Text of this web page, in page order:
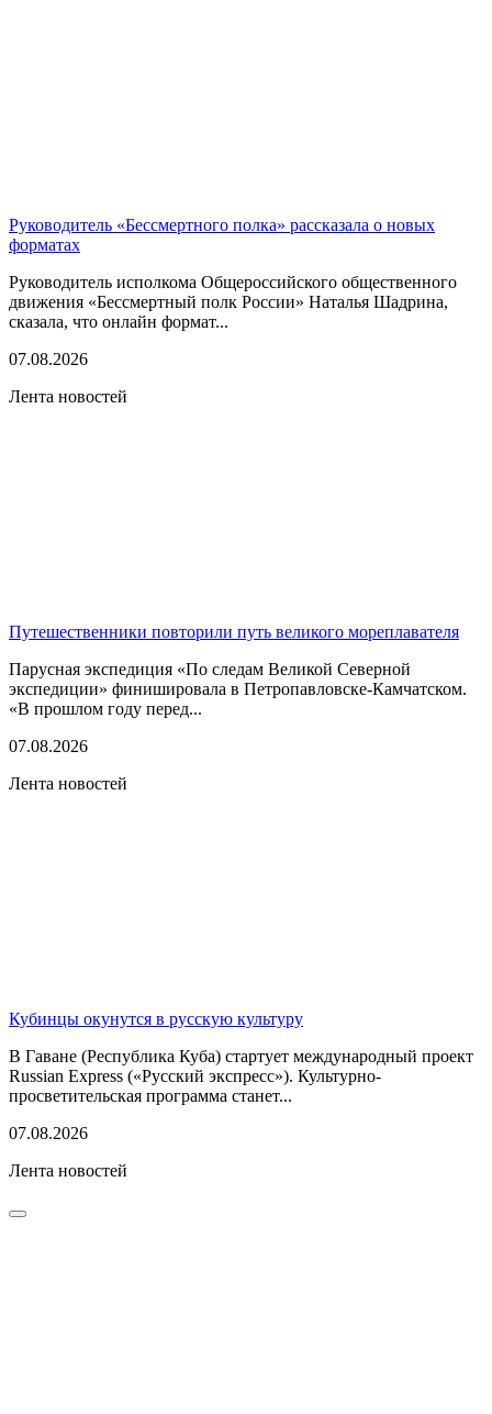
Руководитель «Бессмертного полка» рассказала о новых
форматах
Руководитель исполкома Общероссийского общественного
движения «Бессмертный полк России» Наталья Шадрина,
сказала, что онлайн формат...
07.08.2026
Лента новостей
Путешественники повторили путь великого мореплавателя
Парусная экспедиция «По следам Великой Северной
экспедиции» финишировала в Петропавловске-Камчатском.
«В прошлом году перед...
07.08.2026
Лента новостей
Кубинцы окунутся в русскую культуру
В Гаване (Республика Куба) стартует международный проект
Russian Express («Русский экспресс»). Культурно-
просветительская программа станет...
07.08.2026
Лента новостей